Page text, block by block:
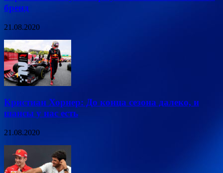
бренд
21.08.2020
Кристиан Хорнер: До конца сезона далеко, и
шансы у нас есть
21.08.2020